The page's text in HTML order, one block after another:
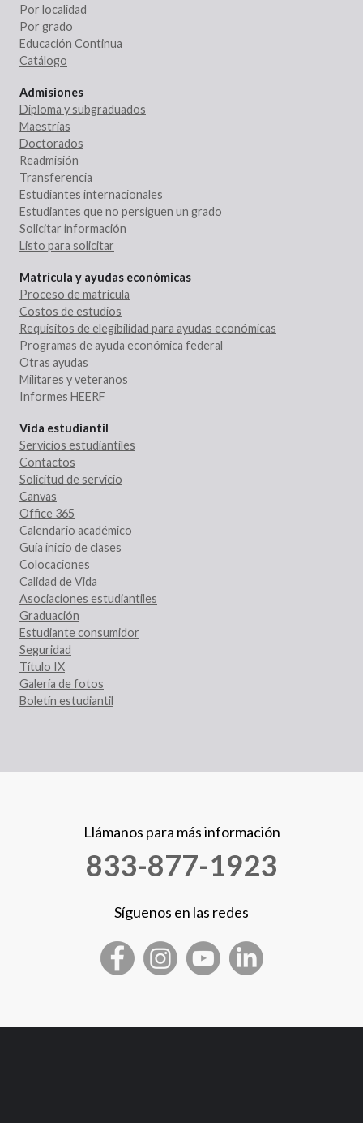
Por localidad
Por grado
Educación Continua
Catálogo
Admisiones
Diploma y subgraduados
Maestrías
Doctorados
Readmisión
Transferencia
Estudiantes internacionales
Estudiantes que no persiguen un grado
Solicitar información
Listo para solicitar
Matrícula y ayudas económicas
Proceso de matrícula
Costos de estudios
Requisitos de elegibilidad para ayudas económicas
Programas de ayuda económica federal
Otras ayudas
Militares y veteranos
Informes HEERF
Vida estudiantil
Servicios estudiantiles
Contactos
Solicitud de servicio
Canvas
Office 365
Calendario académico
Guía inicio de clases
Colocaciones
Calidad de Vida
Asociaciones estudiantiles
Graduación
Estudiante consumidor
Seguridad
Título IX
Galería de fotos
Boletín estudiantil
Llámanos para más información
833-877-1923
Síguenos en las redes